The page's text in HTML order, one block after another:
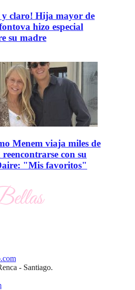
y claro! Hija mayor de
hizo especial
su madre
Menem viaja miles de
con su
"Mis favoritos"
- Santiago.